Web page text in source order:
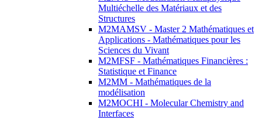
Multiéchelle des Matériaux et des
Structures
M2MAMSV - Master 2 Mathématiques et
Applications - Mathématiques pour les
Sciences du Vivant
M2MFSF - Mathématiques Financières :
Statistique et Finance
M2MM - Mathématiques de la
modélisation
M2MOCHI - Molecular Chemistry and
Interfaces